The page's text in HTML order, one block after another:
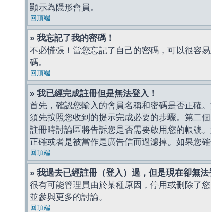
顯示為隱形會員。
回頂端
» 我忘記了我的密碼！
不必慌張！當您忘記了自己的密碼，可以很容
碼。
回頂端
» 我已經完成註冊但是無法登入！
首先，確認您輸入的會員名稱和密碼是否正確
須先按照您收到的提示完成必要的步驟。第二
註冊時討論區將告訴您是否需要啟用您的帳號
正確或者是被當作是廣告信而過濾掉。如果您
回頂端
» 我過去已經註冊（登入）過，但是現在卻無法
很有可能管理員由於某種原因，停用或刪除了
並參與更多的討論。
回頂端